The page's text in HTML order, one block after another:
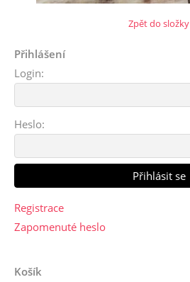
Zpět do složky
Přihlášení
Login:
Heslo:
Registrace
Zapomenuté heslo
Košík